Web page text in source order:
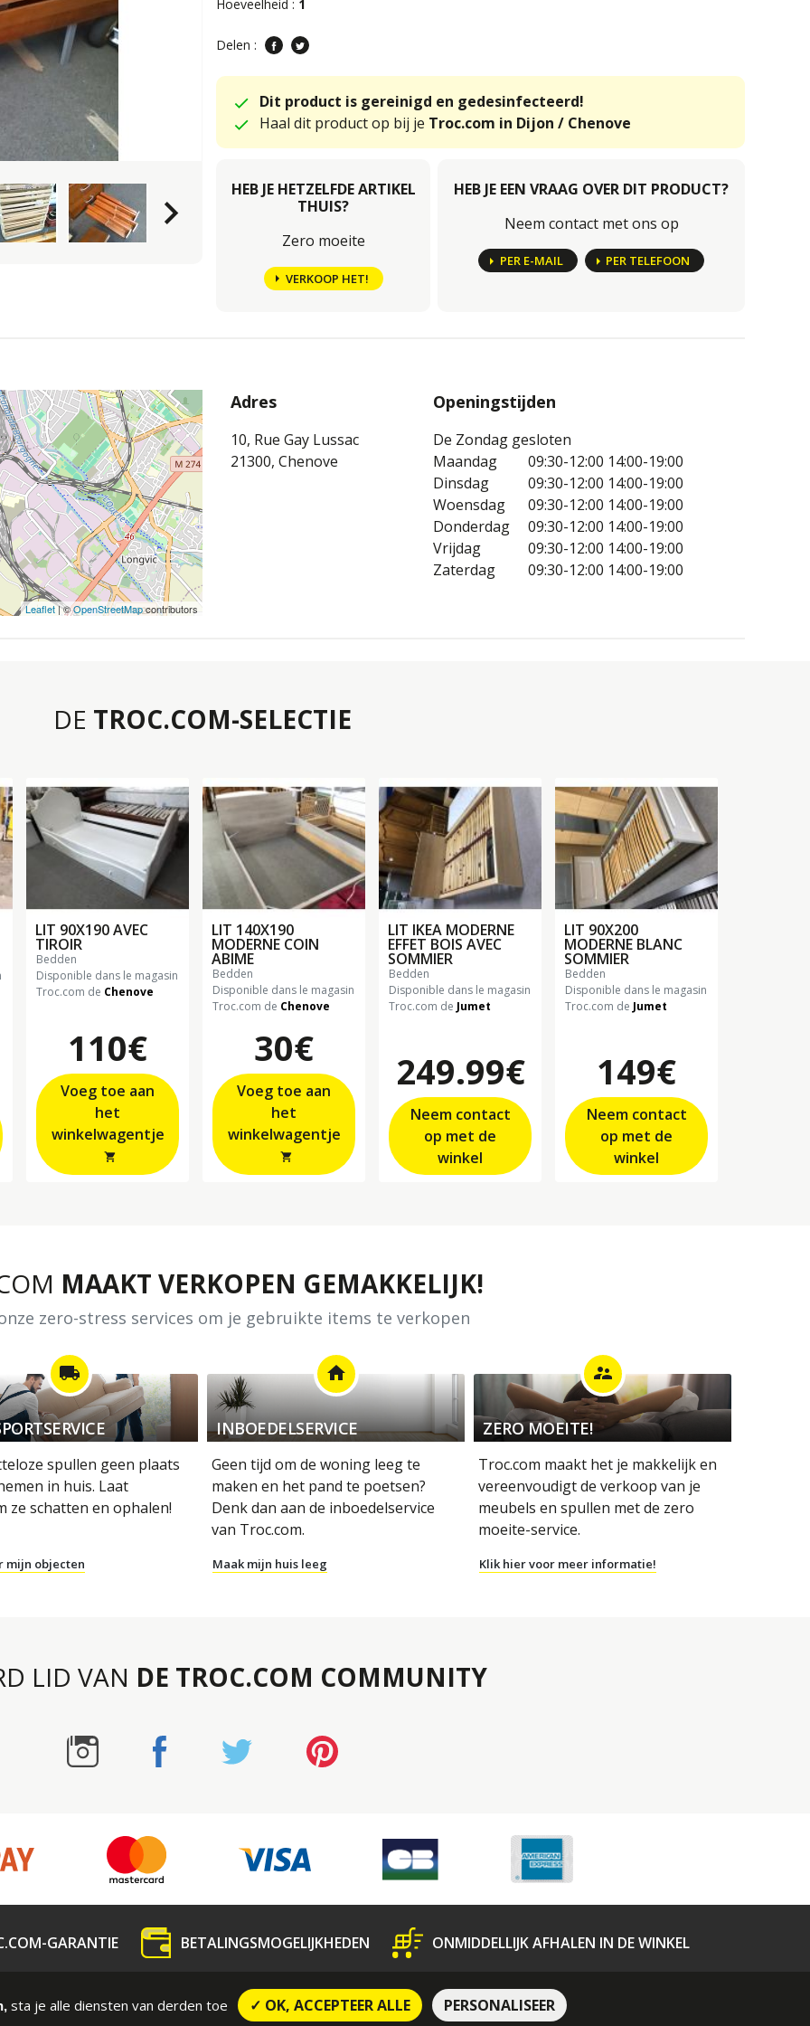
keyboard_arrow_right
Hoeveelheid : 1
Delen :
Dit product is gereinigd en gedesinfecteerd!
Haal dit product op bij je Troc.com in Dijon / Chenove
HEB JE HETZELFDE ARTIKEL
THUIS?
Zero moeite
VERKOOP HET!
HEB JE EEN VRAAG OVER DIT PRODUCT?
Neem contact met ons op
PER E-MAIL PER TELEFOON
Leaflet| ©OpenStreetMapcontributors
Adres
10, Rue Gay Lussac
21300, Chenove
Openingstijden
De Zondag gesloten
Maandag
09:30-12:00 14:00-19:00
Dinsdag
09:30-12:00 14:00-19:00
Woensdag
09:30-12:00 14:00-19:00
Donderdag
09:30-12:00 14:00-19:00
Vrijdag
09:30-12:00 14:00-19:00
Zaterdag
09:30-12:00 14:00-19:00
DE TROC.COM-SELECTIE
LIT 90X190 AVEC
TIROIR
bedden
Disponible dans le magasin
Troc.com de Chenove
110€
Voeg toe aan
het
shopping_cart
LIT 140X190
MODERNE COIN
ABIME
bedden
Disponible dans le magasin
Troc.com de Chenove
30€
Voeg toe aan
het
shopping_cart
LIT IKEA MODERNE
EFFET BOIS AVEC
SOMMIER
bedden
Disponible dans le magasin
Troc.com de Jumet
249.99€
Neem contact
op met de
winkel
LIT 90X200
MODERNE BLANC
SOMMIER
bedden
Disponible dans le magasin
Troc.com de Jumet
149€
Neem contact
op met de
winkel
MAAKT VERKOPEN GEMAKKELIJK!
zero-stress services om je gebruikte items te verkopen
local_shipping
spullen geen plaats
in huis. Laat
ze schatten en ophalen!
mijn objecten
home
INBOEDELSERVICE
Geen tijd om de woning leeg te
maken en het pand te poetsen?
Denk dan aan de inboedelservice
van Troc.com.
Maak mijn huis leeg
supervisor_account
ZERO MOEITE!
Troc.com maakt het je makkelijk en
vereenvoudigt de verkoop van je
meubels en spullen met de zero
moeite-service.
Klik hier voor meer informatie!
LID VAN DE TROC.COM COMMUNITY
GARANTIE BETALINGSMOGELIJKHEDEN ONMIDDELLIJK AFHALEN IN DE WINKEL
CONTRACTUELE VOORWAARDEN
Bescherming van Persoonsgegevens
Wettelijke vermeldingen
Sitemap
sta je alle diensten van derden toe ✓ OK, ACCEPTEER ALLE PERSONALISEER